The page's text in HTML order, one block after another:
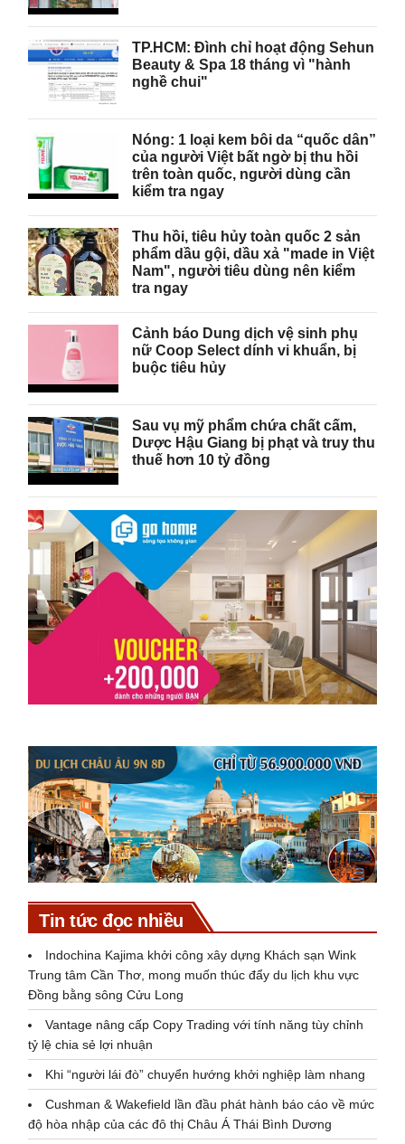
TP.HCM: Đình chỉ hoạt động Sehun
Beauty & Spa 18 tháng vì "hành
nghề chui"
Nóng: 1 loại kem bôi da “quốc dân”
của người Việt bất ngờ bị thu hồi
trên toàn quốc, người dùng cần
kiểm tra ngay
Thu hồi, tiêu hủy toàn quốc 2 sản
phẩm dầu gội, dầu xả "made in Việt
Nam", người tiêu dùng nên kiểm
tra ngay
Cảnh báo Dung dịch vệ sinh phụ
nữ Coop Select dính vi khuẩn, bị
buộc tiêu hủy
Sau vụ mỹ phẩm chứa chất cấm,
Dược Hậu Giang bị phạt và truy thu
thuế hơn 10 tỷ đồng
Tin tức đọc nhiều
Indochina Kajima khởi công xây dựng Khách sạn Wink
Trung tâm Cần Thơ, mong muốn thúc đẩy du lịch khu vực
Đồng bằng sông Cửu Long
Vantage nâng cấp Copy Trading với tính năng tùy chỉnh
tỷ lệ chia sẻ lợi nhuận
Khi “người lái đò” chuyển hướng khởi nghiệp làm nhang
Cushman & Wakefield lần đầu phát hành báo cáo về mức
độ hòa nhập của các đô thị Châu Á Thái Bình Dương